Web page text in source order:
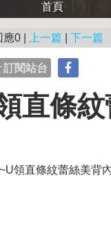
首頁
0 | 上一篇 下一篇
訂閱站台
直條
領直條紋蕾絲美背